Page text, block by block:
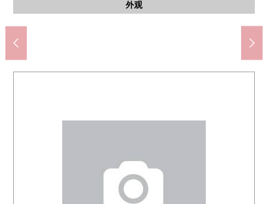
外观
含有前面道路的外观
其他当地
其他当地
其他当地
其他当地
古知野中学(约450m)